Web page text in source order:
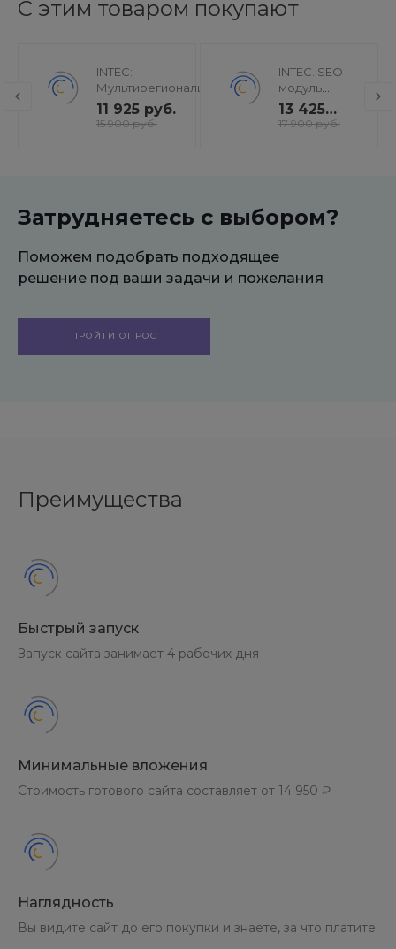
С этим товаром покупают
INTEC:
Мультирегиональность
- региональная сеть
вашего сайта с
11 925 руб.
15 900 руб.
INTEC. SEO -
модуль
поисковой
оптимизации:
13 425
руб.
17 900 руб.
Затрудняетесь с выбором?
Поможем подобрать подходящее
решение под ваши задачи и пожелания
ПРОЙТИ ОПРОС
Преимущества
Быстрый запуск
Запуск сайта занимает 4 рабочих дня
Минимальные вложения
Стоимость готового сайта составляет от 14 950 ₽
Наглядность
Вы видите сайт до его покупки и знаете, за что платите